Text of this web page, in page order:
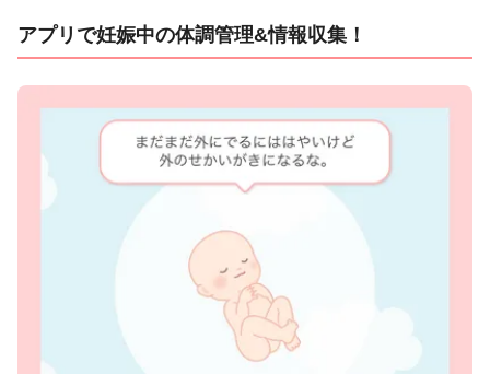
アプリで妊娠中の体調管理&情報収集！